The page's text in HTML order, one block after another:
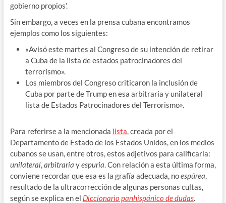
gobierno propios’.
Sin embargo, a veces en la prensa cubana encontramos
ejemplos como los siguientes:
«Avisó este martes al Congreso de su intención de retirar
a Cuba de la lista de estados patrocinadores del
terrorismo».
Los miembros del Congreso criticaron la inclusión de
Cuba por parte de Trump en esa arbitraria y unilateral
lista de Estados Patrocinadores del Terrorismo».
Para referirse a la mencionada lista, creada por el
Departamento de Estado de los Estados Unidos, en los medios
cubanos se usan, entre otros, estos adjetivos para calificarla:
unilateral,arbitraria yespuria. Con relación a esta última forma,
conviene recordar que esa es la grafía adecuada, noespúrea,
resultado de la ultracorrección de algunas personas cultas,
según se explica en el Diccionario panhispánico de dudas.